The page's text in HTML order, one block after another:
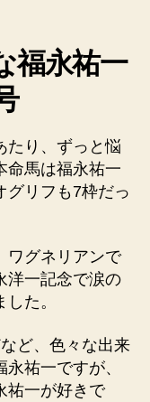
福永祐一
り、ずっと悩
命馬は福永祐一
グリフも7枠だっ
ワグネリアンで
洋一記念で涙の
た。
ど、色々な出来
祐一ですが、
祐一が好きで